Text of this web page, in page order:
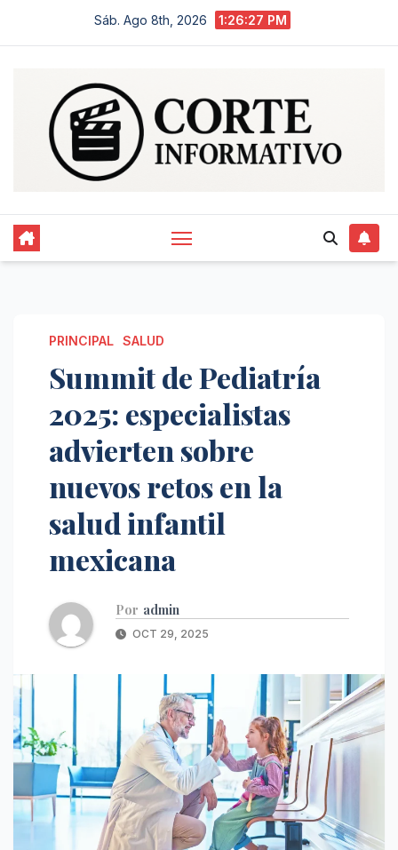
Sáb. Ago 8th, 2026 1:26:28 PM
PRINCIPAL SALUD
Summit de Pediatría
2025: especialistas
advierten sobre
nuevos retos en la
salud infantil
mexicana
Por admin
OCT 29, 2025